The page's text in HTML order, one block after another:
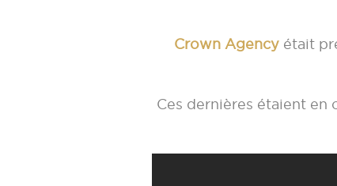
Crown Agencyétait
Ces dernières étaient en